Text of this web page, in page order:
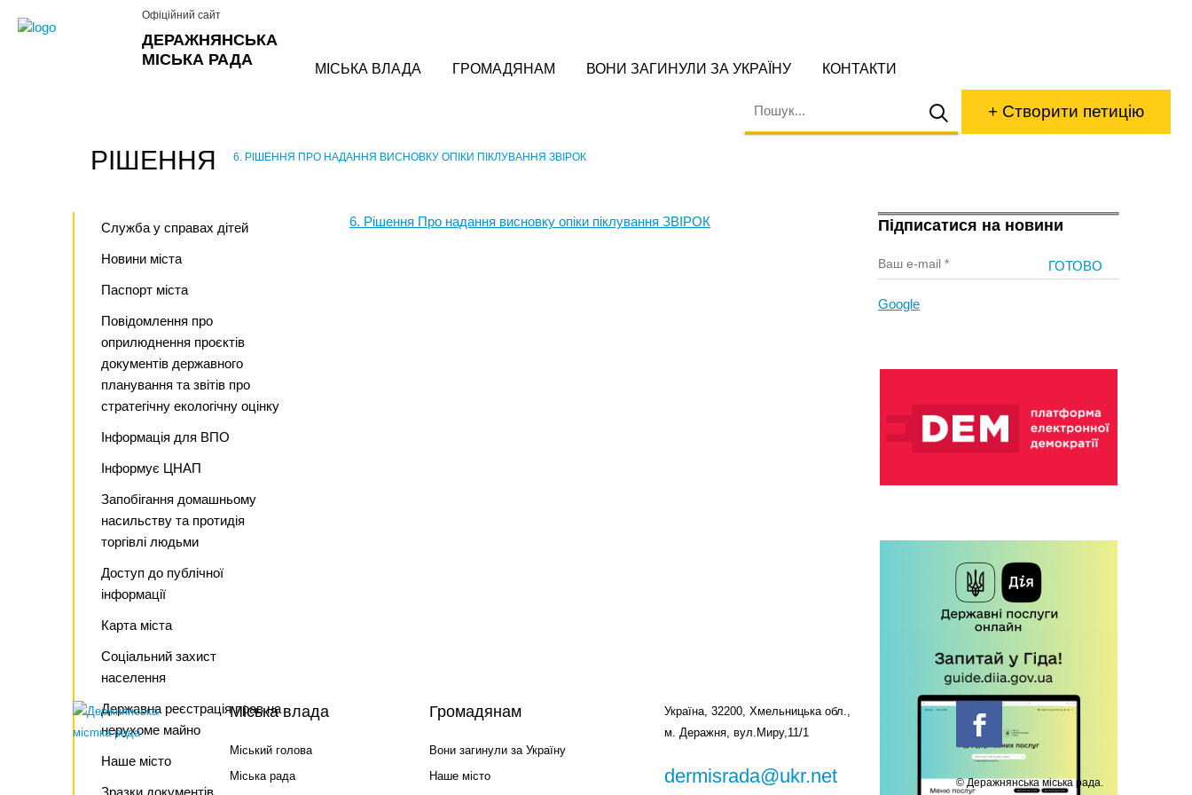
ДЕРАЖНЯНСЬКА
МІСЬКА РАДА
Офіційний сайт
МІСЬКА ВЛАДА ГРОМАДЯНАМ ВОНИ ЗАГИНУЛИ ЗА УКРАЇНУ КОНТАКТИ
+ Створити петицію
РІШЕННЯ 6. РІШЕННЯ ПРО НАДАННЯ ВИСНОВКУ ОПІКИ ПІКЛУВАННЯ ЗВІРОК
Служба у справах дітей
Новини міста
Паспорт міста
Повідомлення про
оприлюднення проєктів
документів державного
планування та звітів про
стратегічну екологічну оцінку
Інформація для ВПО
Інформує ЦНАП
Запобігання домашньому
насильству та протидія
торгівлі людьми
Доступ до публічної
інформації
Карта міста
Соціальний захист
населення
Державна реєстрація прав на
нерухоме майно
Наше місто
Зразки документів
Підписатися на новини
Google
6. Рішення Про надання висновку опіки піклування ЗВІРОК
Міська влада
Міський голова
Міська рада
Громадянам
Вони загинули за Україну
Наше місто
Україна, 32200, Хмельницька обл.,
м. Деражня, вул.Миру,11/1
dermisrada@ukr.net
© Деражнянська міська рада.